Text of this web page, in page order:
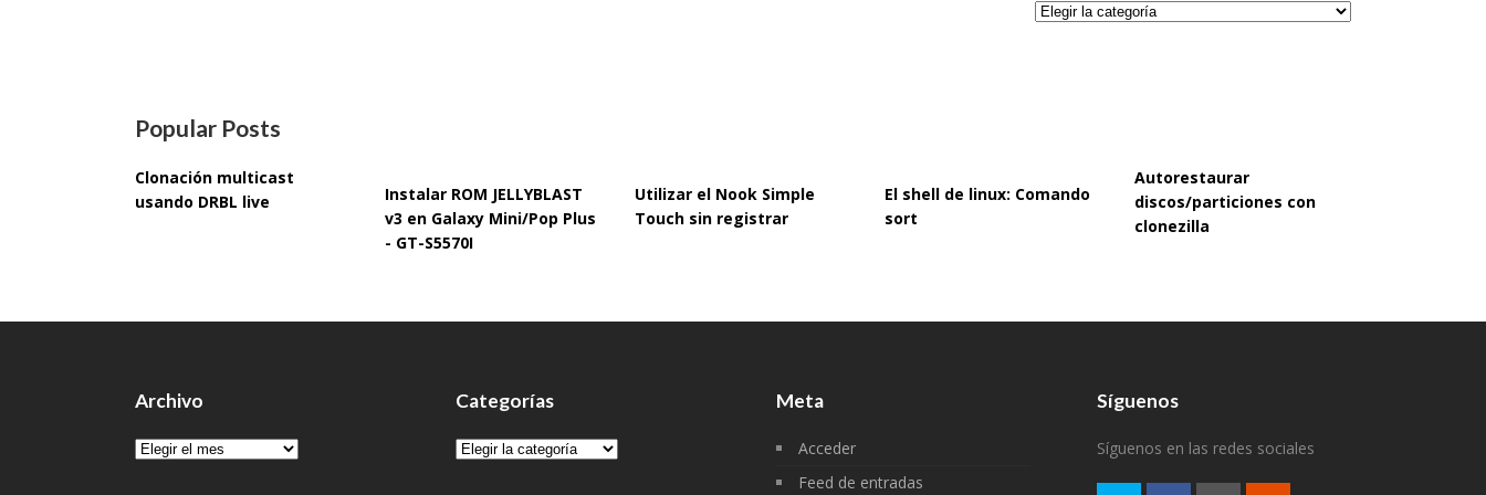
Categorías
Popular Posts
Clonación multicast
usando DRBL live
Instalar ROM JELLYBLAST
v3 en Galaxy Mini/Pop Plus
- GT-S5570I
Utilizar el Nook Simple
Touch sin registrar
El shell de linux: Comando
sort
Autorestaurar
discos/particiones con
clonezilla
Archivo
Archivo
Categorías
Categorías
Meta
Acceder
Feed de entradas
Síguenos
Síguenos en las redes sociales